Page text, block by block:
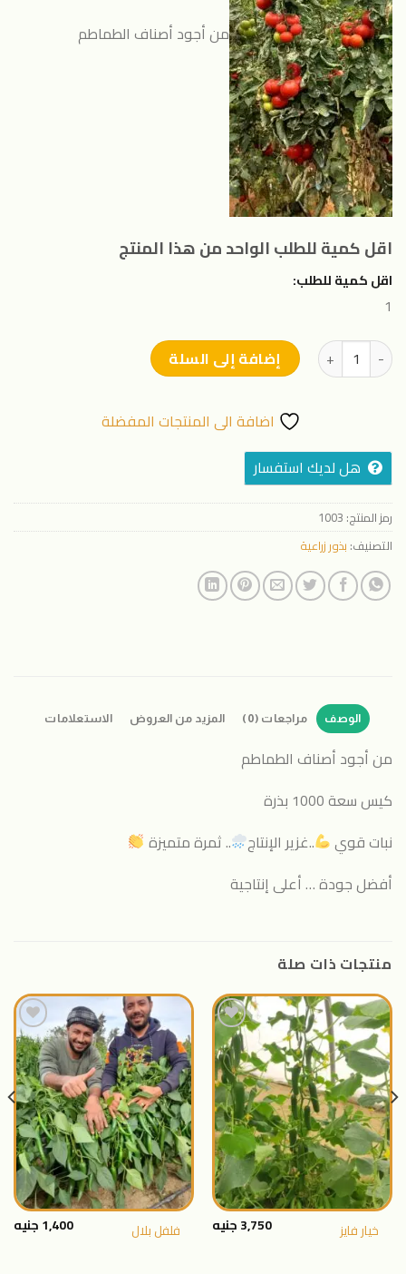
من أجود أصناف الطماطم
اقل كمية للطلب الواحد من هذا المنتج
اقل كمية للطلب:
1
كمية طماطم كال إضافة إلى السلة
اضافة الى المنتجات المفضلة
هل لديك استفسار
رمز المنتج: 1003
التصنيف: بذور زراعية
الوصف مراجعات (0) المزيد من العروض الاستعلامات
من أجود أصناف الطماطم
كيس سعة 1000 بذرة
نبات قوي
..غزير الإنتاج
.. ثمرة متميزة
أفضل جودة … أعلى إنتاجية
منتجات ذات صلة
اضافة
الى
المنتجات
المفضلة
خيار فايز 3,750جنيه
اضافة
الى
المنتجات
المفضلة
فلفل بلال 1,400جنيه